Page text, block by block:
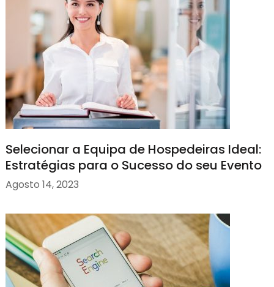
Selecionar a Equipa de Hospedeiras Ideal:
Estratégias para o Sucesso do seu Evento
Agosto 14, 2023